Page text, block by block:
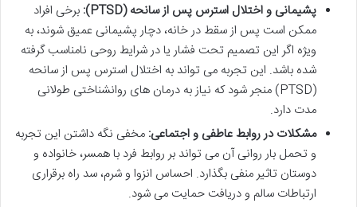
پشیمانی و اختلال استرس پس از سانحه (PTSD):
برخی افراد
ممکن است پس از سقط در خانه، دچار پشیمانی عمیق شوند، به
ویژه اگر این تصمیم تحت فشار یا در شرایط روحی نامناسب گرفته
شده باشد. این تجربه می تواند به اختلال استرس پس از سانحه
(PTSD) منجر شود که نیاز به درمان های روانشناختی طولانی
مدت دارد.
مشکلات در روابط عاطفی و اجتماعی: مخفی نگه داشتن این تجربه
و تحمل بار روانی آن می تواند بر روابط فرد با همسر، خانواده و
دوستان تاثیر منفی بگذارد. احساس انزوا و شرم، سد راه برقراری
ارتباطات سالم و دریافت حمایت می شود.